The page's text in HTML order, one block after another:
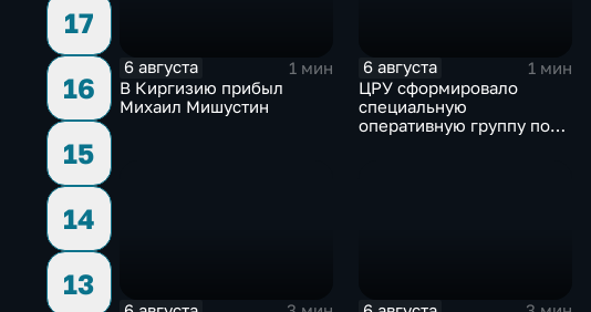
17
16
15
14
13
6 августа
1 мин
В Киргизию прибыл
Михаил Мишустин
6 августа
1 мин
ЦРУ сформировало
специальную
оперативную группу по